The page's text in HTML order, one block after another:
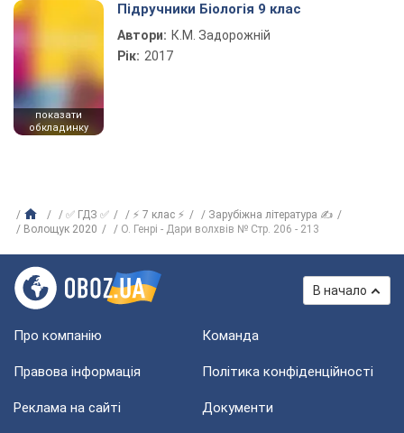
показати
обкладинку
Підручники Біологія 9 клас
Автори: К.М. Задорожній
Рік: 2017
✅ ГДЗ ✅ ⚡ 7 клас ⚡
Зарубіжна література ✍
Волощук 2020
О. Генрі - Дари волхвів № Стр. 206 - 213
В начало
Про компанію Команда
Правова інформація Політика конфіденційності
Реклама на сайті Документи